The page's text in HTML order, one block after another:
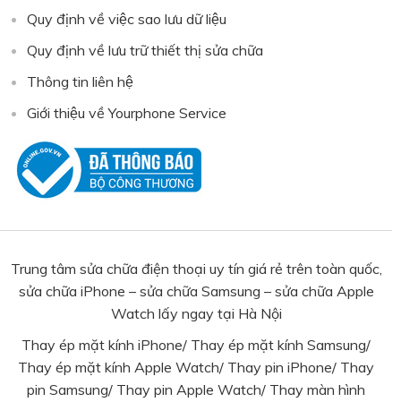
Quy định về việc sao lưu dữ liệu
Quy định về lưu trữ thiết thị sửa chữa
Thông tin liên hệ
Giới thiệu về Yourphone Service
Trung tâm sửa chữa điện thoại uy tín giá rẻ trên toàn quốc,
sửa chữa iPhone – sửa chữa Samsung – sửa chữa Apple
Watch lấy ngay tại Hà Nội
Thay ép mặt kính iPhone/ Thay ép mặt kính Samsung/
Thay ép mặt kính Apple Watch/ Thay pin iPhone/ Thay
pin Samsung/ Thay pin Apple Watch/ Thay màn hình